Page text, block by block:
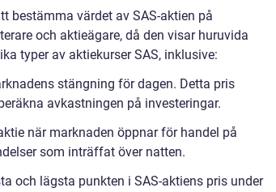
bestämma värdet av SAS-aktien på
och aktieägare, då den visar huruvida
typer av aktiekurser SAS, inklusive:
stängning för dagen. Detta pris
avkastningen på investeringar.
när marknaden öppnar för handel på
som inträffat över natten.
och lägsta punkten i SAS-aktiens pris under